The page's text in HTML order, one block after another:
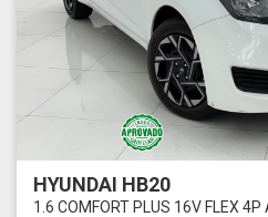
HYUNDAI HB20
1.6 COMFORT PLUS 16V FLEX